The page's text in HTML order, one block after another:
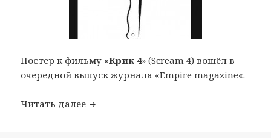
Постер к фильму «Крик 4» (Scream 4) вошёл в
очередной выпуск журнала «Empire magazine«.
Читать далее Постер к фильму «Крик 4» от